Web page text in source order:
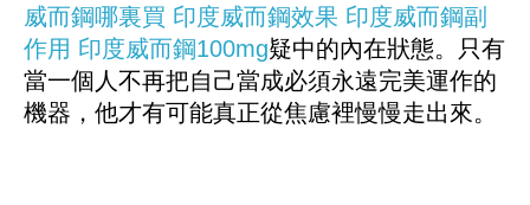
威而鋼哪裏買 印度威而鋼效果 印度威而鋼副
作用 印度威而鋼100mg疑中的內在狀態。只有
當一個人不再把自己當成必須永遠完美運作的
機器，他才有可能真正從焦慮裡慢慢走出來。